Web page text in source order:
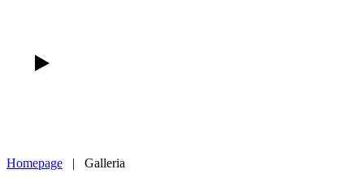
Homepage | Galleria